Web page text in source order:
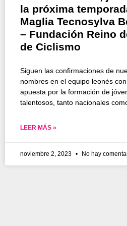
la próxima
Maglia Tecnosylva
– Fundación Reino
de Ciclismo
Siguen las confirmaciones de
nombres en el equipo leonés
apuesta por la formación de
talentosos, tanto nacionales
LEER MÁS »
noviembre 2, 2023 No hay